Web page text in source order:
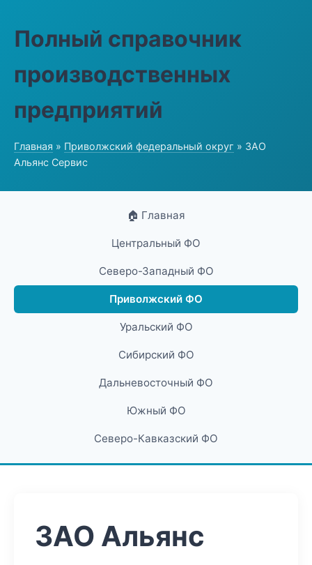
Полный справочник
производственных
предприятий
Главная » Приволжский федеральный округ » ЗАО
Альянс Сервис
🏠 Главная
Центральный ФО
Северо-Западный ФО
Приволжский ФО
Уральский ФО
Сибирский ФО
Дальневосточный ФО
Южный ФО
Северо-Кавказский ФО
ЗАО Альянс